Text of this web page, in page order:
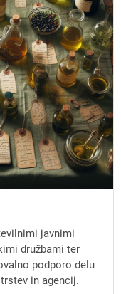
javnimi
družbami ter
podporo delu
in agencij.